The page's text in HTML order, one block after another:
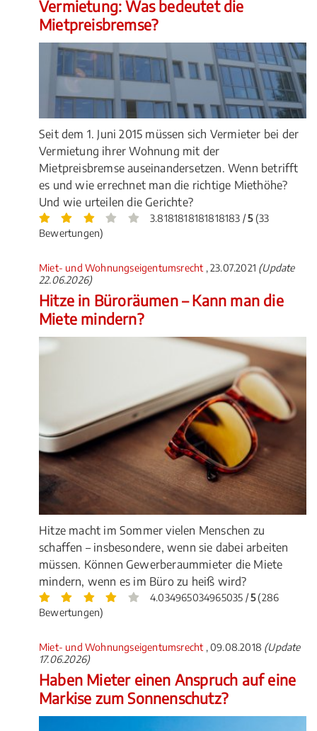
Vermietung: Was bedeutet die
Mietpreisbremse?
Seit dem 1. Juni 2015 müssen sich Vermieter bei der
Vermietung ihrer Wohnung mit der
Mietpreisbremse auseinandersetzen. Wenn betrifft
es und wie errechnet man die richtige Miethöhe?
Und wie urteilen die Gerichte?
3.8181818181818183 /5(33
Bewertungen)
Miet- und Wohnungseigentumsrecht , 23.07.2021 (Update
22.06.2026)
Hitze in Büroräumen – Kann man die
Miete mindern?
Hitze macht im Sommer vielen Menschen zu
schaffen – insbesondere, wenn sie dabei arbeiten
müssen. Können Gewerberaummieter die Miete
mindern, wenn es im Büro zu heiß wird?
4.034965034965035 /5(286
Bewertungen)
Miet- und Wohnungseigentumsrecht , 09.08.2018 (Update
17.06.2026)
Haben Mieter einen Anspruch auf eine
Markise zum Sonnenschutz?